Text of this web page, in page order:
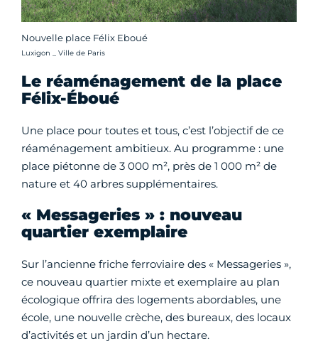
Nouvelle place Félix Eboué
Crédit photo :
Luxigon _ Ville de Paris
Le réaménagement de la place
Félix-Éboué
Une place pour toutes et tous, c’est l’objectif de ce
réaménagement ambitieux. Au programme : une
place piétonne de 3 000 m², près de 1 000 m² de
nature et 40 arbres supplémentaires.
« Messageries » : nouveau
quartier exemplaire
Sur l’ancienne friche ferroviaire des « Messageries »,
ce nouveau quartier mixte et exemplaire au plan
écologique offrira des logements abordables, une
école, une nouvelle crèche, des bureaux, des locaux
d’activités et un jardin d’un hectare.